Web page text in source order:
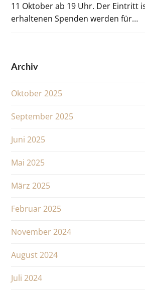
11 Oktober ab 19 Uhr. Der Eintritt
erhaltenen Spenden werden für…
Archiv
Oktober 2025
September 2025
Juni 2025
Mai 2025
März 2025
Februar 2025
November 2024
August 2024
Juli 2024